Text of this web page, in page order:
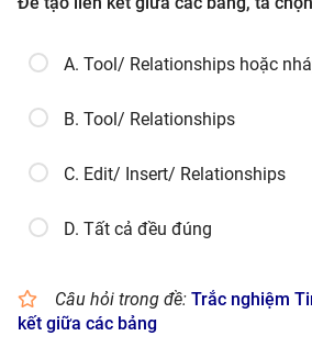
A. Tool/ Relationships hoặc
B. Tool/ Relationships
C. Edit/ Insert/ Relationships
D. Tất cả đều đúng
Câu hỏi trong đề: Trắc nghiệm
kết giữa các bảng